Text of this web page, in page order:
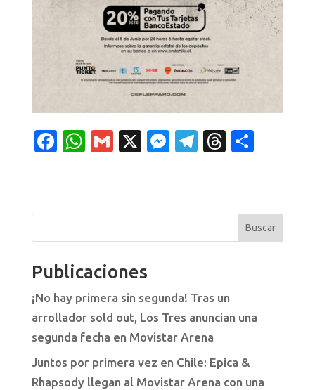
F
e
o
k
W
s
p
G
l
X
M
e
T
gr
T
a
p
ar
Buscar
Publicaciones
¡No hay primera sin segunda! Tras un
arrollador sold out, Los Tres anuncian una
segunda fecha en Movistar Arena
Juntos por primera vez en Chile: Epica &
Rhapsody llegan al Movistar Arena con una